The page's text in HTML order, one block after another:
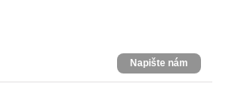
Napište nám